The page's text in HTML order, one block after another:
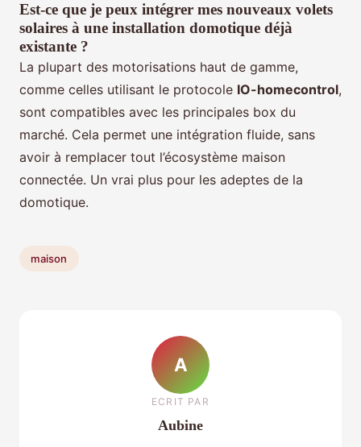
Est-ce que je peux intégrer mes nouveaux volets
solaires à une installation domotique déjà
existante ?
La plupart des motorisations haut de gamme,
comme celles utilisant le protocole IO-homecontrol,
sont compatibles avec les principales box du
marché. Cela permet une intégration fluide, sans
avoir à remplacer tout l’écosystème maison
connectée. Un vrai plus pour les adeptes de la
domotique.
maison
A
ECRIT PAR
Aubine